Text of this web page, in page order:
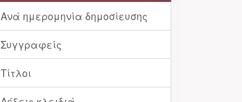
Ανά ημερομηνία δημοσίευσης
Συγγραφείς
Τίτλοι